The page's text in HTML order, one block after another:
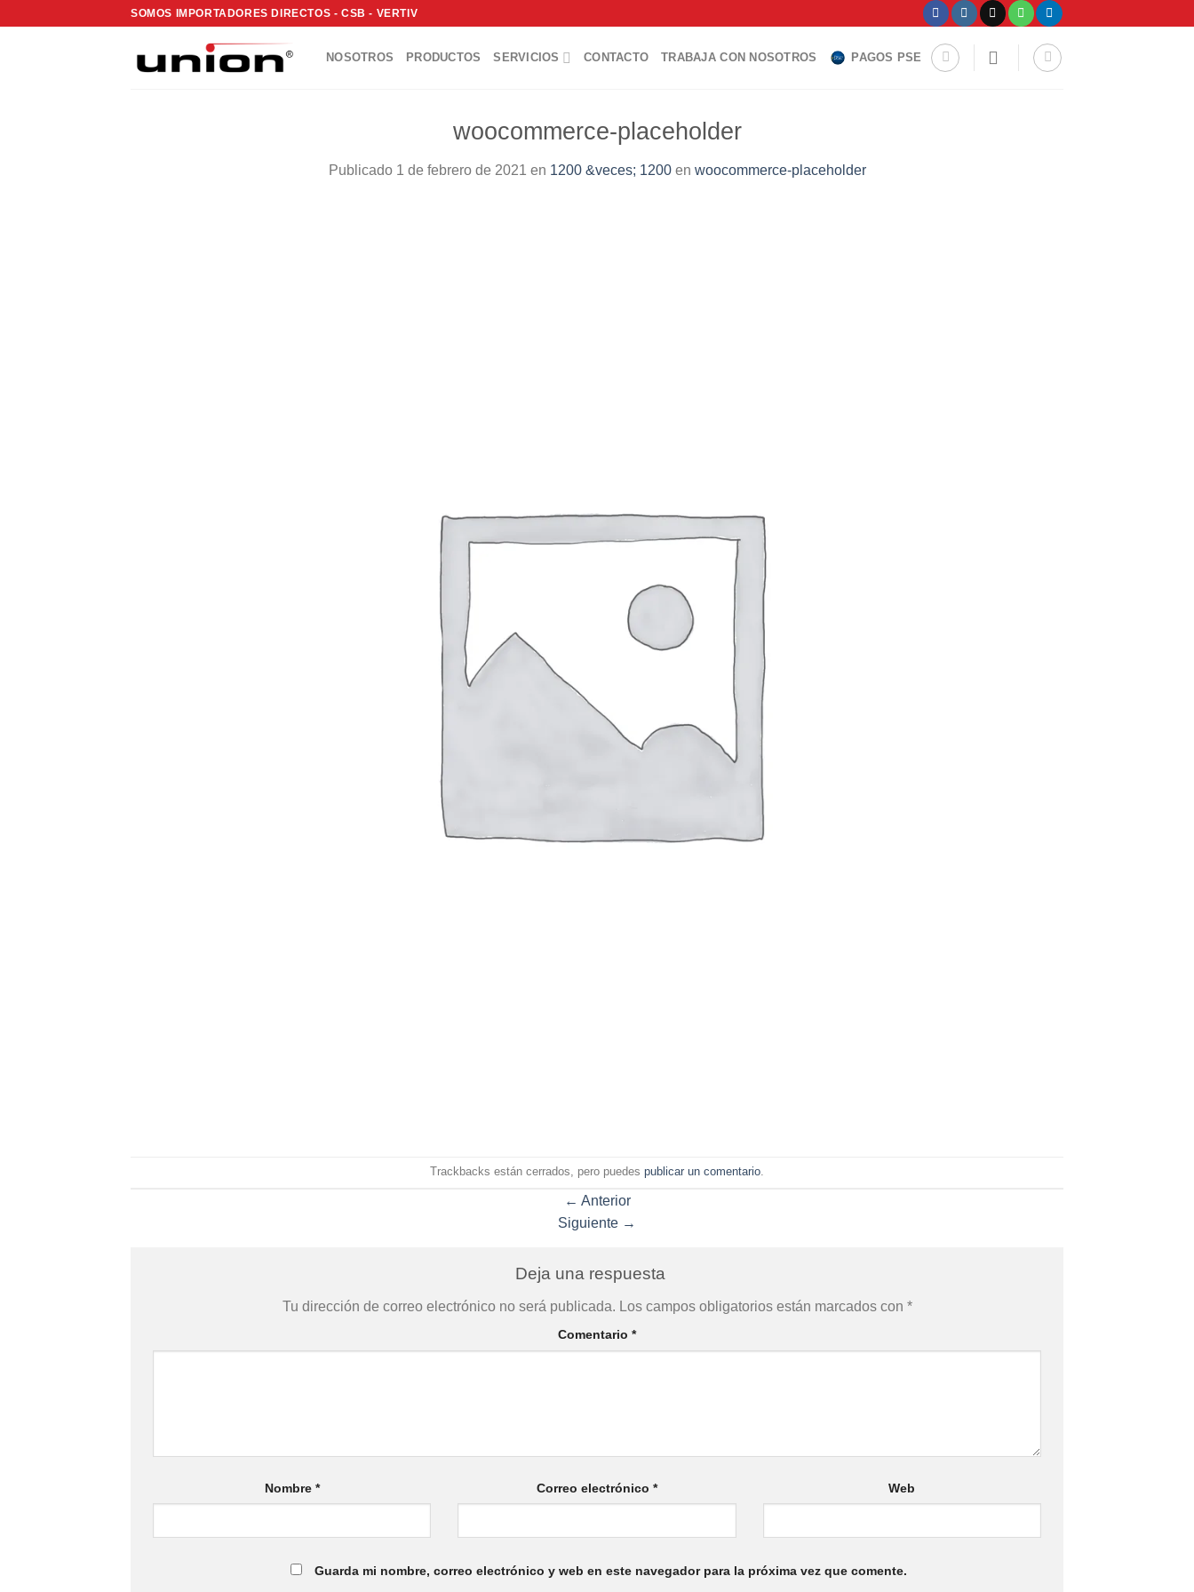
SOMOS IMPORTADORES DIRECTOS - CSB - VERTIV
NOSOTROS PRODUCTOS SERVICIOS CONTACTO TRABAJA CON NOSOTROS PAGOS PSE
woocommerce-placeholder
Publicado 1 de febrero de 2021 en 1200 &veces; 1200en woocommerce-placeholder
Trackbacks están cerrados, pero puedes publicar un comentario
← Anterior
Siguiente →
Deja una respuesta
Tu dirección de correo electrónico no será publicada. Los campos obligatorios están marcados con *
Comentario *
Nombre * Correo electrónico * Web
Guarda mi nombre, correo electrónico y web en este navegador para la próxima vez que comente.